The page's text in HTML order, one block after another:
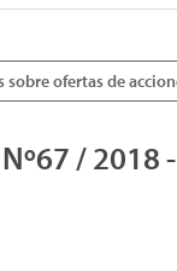
sobre ofertas de
/ 2018